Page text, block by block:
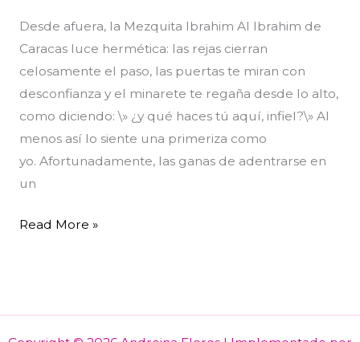
Desde afuera, la Mezquita Ibrahim Al Ibrahim de
Caracas luce hermética: las rejas cierran
celosamente el paso, las puertas te miran con
desconfianza y el minarete te regaña desde lo alto,
como diciendo: \» ¿y qué haces tú aquí, infiel?\» Al
menos así lo siente una primeriza como
yo. Afortunadamente, las ganas de adentrarse en
un
Read More »